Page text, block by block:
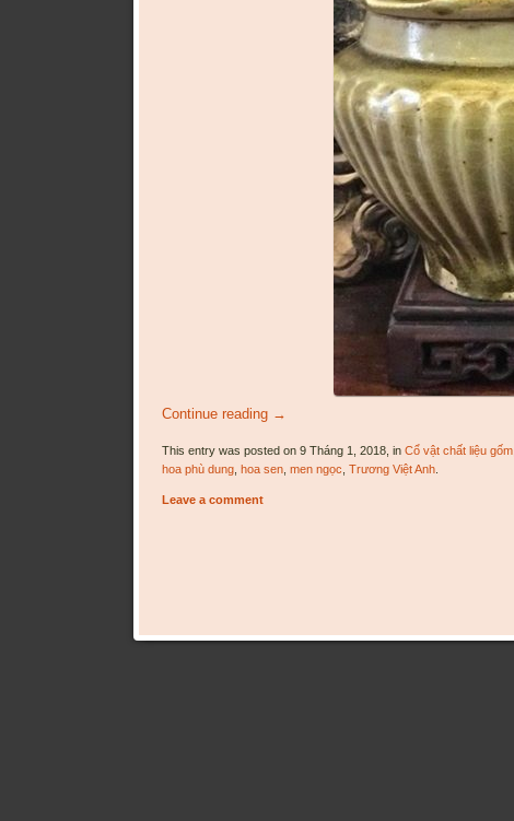
Continue reading →
This entry was posted on 9 Tháng 1, 2018, in Cổ vật chất liệu gốm,
hoa phù dung, hoa sen, men ngọc Trương Việt Anh.
Leave a comment